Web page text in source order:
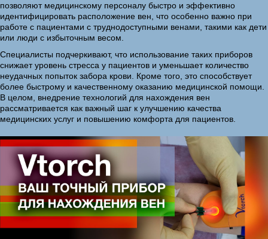
позволяют медицинскому персоналу быстро и эффективно
идентифицировать расположение вен, что особенно важно при
работе с пациентами с труднодоступными венами, такими как дети
или люди с избыточным весом.
Специалисты подчеркивают, что использование таких приборов
снижает уровень стресса у пациентов и уменьшает количество
неудачных попыток забора крови. Кроме того, это способствует
более быстрому и качественному оказанию медицинской помощи.
В целом, внедрение технологий для нахождения вен
рассматривается как важный шаг к улучшению качества
медицинских услуг и повышению комфорта для пациентов.